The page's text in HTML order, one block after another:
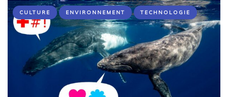
CULTURE ENVIRONNEMENT TECHNOLOGIE